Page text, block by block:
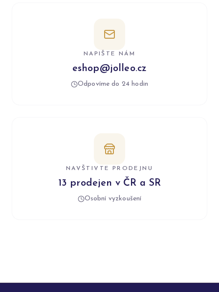
NAPIŠTE NÁM
eshop@jolleo.cz
Odpovíme do 24 hodin
NAVŠTIVTE PRODEJNU
13 prodejen v ČR a SR
Osobní vyzkoušení